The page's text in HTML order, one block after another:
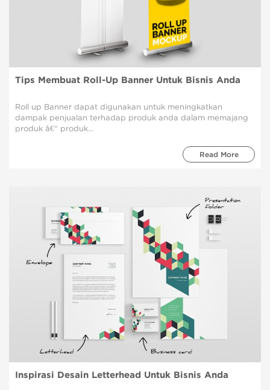
Tips Membuat Roll-Up Banner Untuk Bisnis Anda
Roll up Banner dapat digunakan untuk meningkatkan
dampak penjualan terhadap produk anda dalam memajang
produk â€“ produk...
Read More
Inspirasi Desain Letterhead Untuk Bisnis Anda